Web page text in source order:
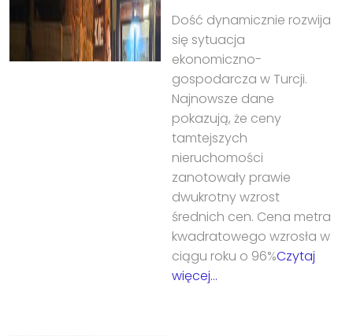
Dość dynamicznie rozwija
się sytuacja
ekonomiczno-
gospodarcza w Turcji.
Najnowsze dane
pokazują, że ceny
tamtejszych
nieruchomości
zanotowały prawie
dwukrotny wzrost
średnich cen. Cena metra
kwadratowego wzrosła w
ciągu roku o 96%Czytaj
więcej…